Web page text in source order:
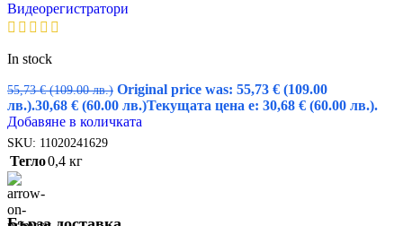
Видеорегистратори
In stock
55,73€ (109.00 лв.) Original price was: 55,73 € (109.00
лв.).30,68 € (60.00 лв.)Текущата цена е: 30,68 € (60.00 лв.).
Добавяне в количката
SKU: 11020241629
Тегло0,4 кг